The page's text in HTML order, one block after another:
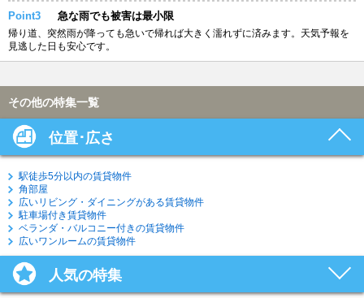
Point3 急な雨でも被害は最小限
帰り道、突然雨が降っても急いで帰れば大きく濡れずに済みます。天気予報を
見逃した日も安心です。
その他の特集一覧
位置･広さ
駅徒歩5分以内の賃貸物件
角部屋
広いリビング・ダイニングがある賃貸物件
駐車場付き賃貸物件
ベランダ・バルコニー付きの賃貸物件
広いワンルームの賃貸物件
人気の特集